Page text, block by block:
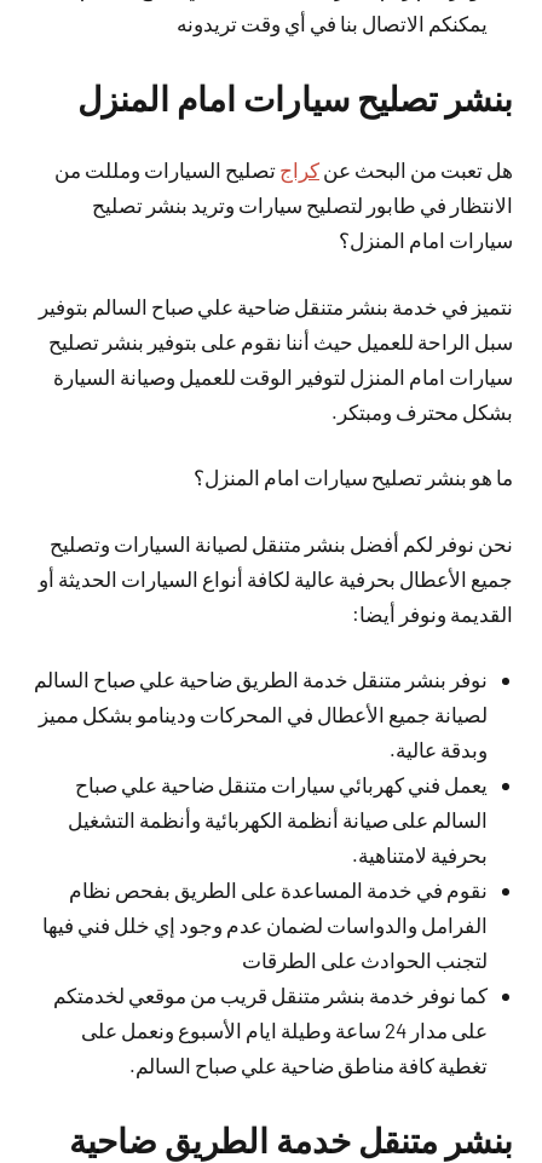
يمكنكم الاتصال بنا في أي وقت تريدونه
بنشر تصليح سيارات امام المنزل
هل تعبت من البحث عن كراج تصليح السيارات ومللت من
الانتظار في طابور لتصليح سيارات وتريد بنشر تصليح
سيارات امام المنزل؟
نتميز في خدمة بنشر متنقل ضاحية علي صباح السالم بتوفير
سبل الراحة للعميل حيث أننا نقوم على بتوفير بنشر تصليح
سيارات امام المنزل لتوفير الوقت للعميل وصيانة السيارة
بشكل محترف ومبتكر.
ما هو بنشر تصليح سيارات امام المنزل؟
نحن نوفر لكم أفضل بنشر متنقل لصيانة السيارات وتصليح
جميع الأعطال بحرفية عالية لكافة أنواع السيارات الحديثة أو
القديمة ونوفر أيضا:
نوفر بنشر متنقل خدمة الطريق ضاحية علي صباح السالم
لصيانة جميع الأعطال في المحركات ودينامو بشكل مميز
وبدقة عالية.
يعمل فني كهربائي سيارات متنقل ضاحية علي صباح
السالم على صيانة أنظمة الكهربائية وأنظمة التشغيل
بحرفية لامتناهية.
نقوم في خدمة المساعدة على الطريق بفحص نظام
الفرامل والدواسات لضمان عدم وجود إي خلل فني فيها
لتجنب الحوادث على الطرقات
كما نوفر خدمة بنشر متنقل قريب من موقعي لخدمتكم
على مدار 24 ساعة وطيلة ايام الأسبوع ونعمل على
تغطية كافة مناطق ضاحية علي صباح السالم.
بنشر متنقل خدمة الطريق ضاحية